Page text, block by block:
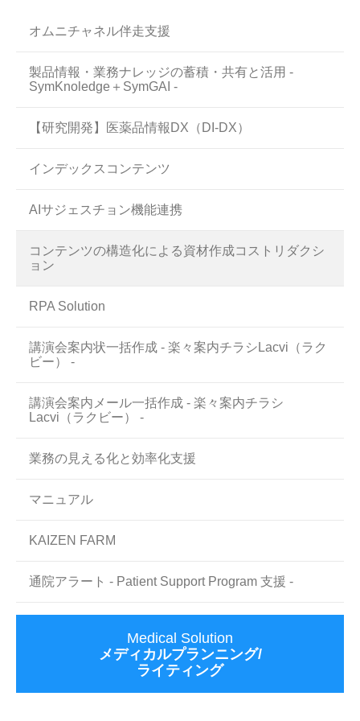
オムニチャネル伴走支援
製品情報・業務ナレッジの蓄積・共有と活用 -
SymKnoledge＋SymGAI -
【研究開発】医薬品情報DX（DI-DX）
インデックスコンテンツ
AIサジェスチョン機能連携
コンテンツの構造化による資材作成コストリダクシ
ョン
RPA Solution
講演会案内状一括作成 - 楽々案内チラシLacvi（ラク
ビー） -
講演会案内メール一括作成 - 楽々案内チラシ
Lacvi（ラクビー） -
業務の見える化と効率化支援
マニュアル
KAIZEN FARM
通院アラート - Patient Support Program 支援 -
Medical Solution
メディカルプランニング/
ライティング